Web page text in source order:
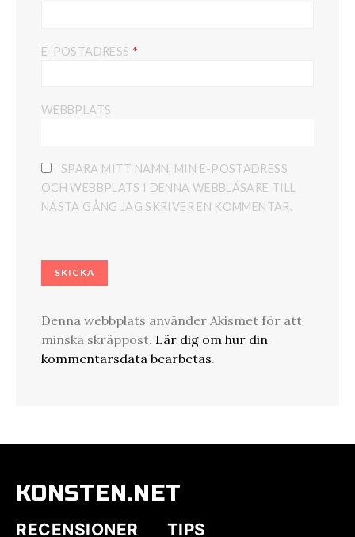
E-POSTADRESS *
WEBBPLATS
SPARA MITT NAMN, MIN E-POSTADRESS
OCH WEBBPLATS I DENNA WEBBLÄSARE TILL
NÄSTA GÅNG JAG SKRIVER EN KOMMENTAR.
Denna webbplats använder Akismet för att
minska skräppost. Lär dig om hur din
kommentarsdata bearbetas.
KONSTEN.NET
RECENSIONER TIPS